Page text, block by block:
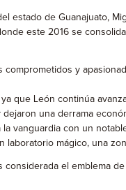
estado de Guanajuato,
este 2016 se
comprometidos y
que León continúa
una derrama
vanguardia con un
laboratorio mágico, una
considerada el